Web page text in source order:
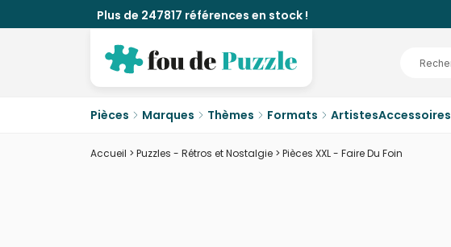
Plus de 247817 références en stock !
Pièces Marques Thèmes Formats ArtistesAccessoires
Accueil > Puzzles - Rétros et Nostalgie > Pièces XXL - Faire Du Foin